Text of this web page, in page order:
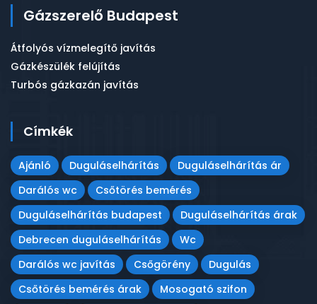
Gázszerelő Budapest
Átfolyós vízmelegítő javítás
Gázkészülék felújítás
Turbós gázkazán javítás
Címkék
Ajánló Duguláselhárítás
Duguláselhárítás ár
Darálós wc
Csőtörés bemérés
Duguláselhárítás budapest
Duguláselhárítás árak
Debrecen duguláselhárítás
Wc
Darálós wc javítás
Csőgörény
Dugulás
Csőtörés bemérés árak
Mosogató szifon